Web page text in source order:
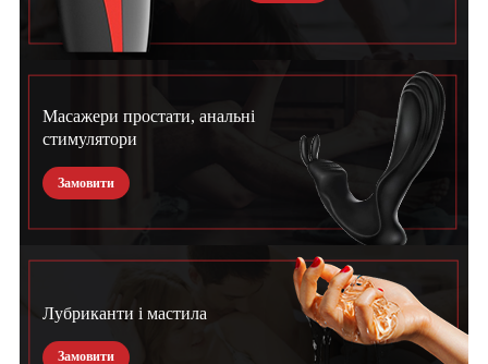
Масажери простати, анальні
стимулятори
Замовити
Лубриканти і мастила
Замовити